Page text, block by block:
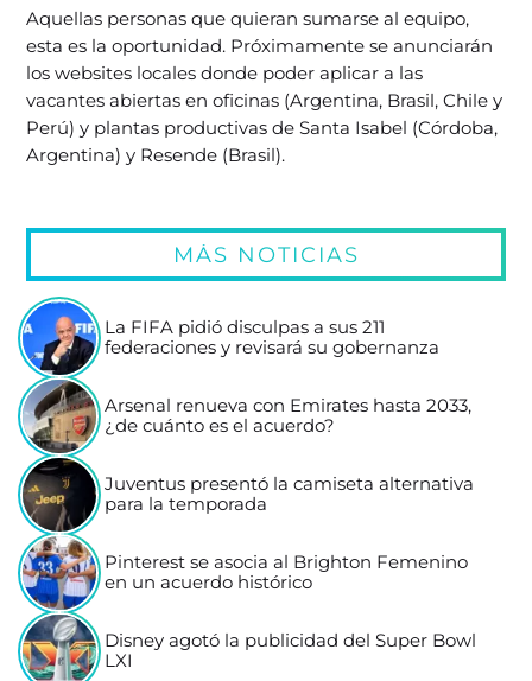
Aquellas personas que quieran sumarse al equipo,
esta es la oportunidad. Próximamente se anunciarán
los websites locales donde poder aplicar a las
vacantes abiertas en oficinas (Argentina, Brasil, Chile y
Perú) y plantas productivas de Santa Isabel (Córdoba,
Argentina) y Resende (Brasil).
MÁS NOTICIAS
La FIFA pidió disculpas a sus 211
federaciones y revisará su gobernanza
Arsenal renueva con Emirates hasta 2033,
¿de cuánto es el acuerdo?
Juventus presentó la camiseta alternativa
para la temporada
Pinterest se asocia al Brighton Femenino
en un acuerdo histórico
Disney agotó la publicidad del Super Bowl
LXI